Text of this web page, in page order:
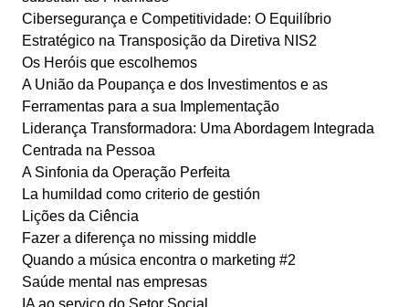
Cibersegurança e Competitividade: O Equilíbrio
Estratégico na Transposição da Diretiva NIS2
Os Heróis que escolhemos
A União da Poupança e dos Investimentos e as
Ferramentas para a sua Implementação
Liderança Transformadora: Uma Abordagem Integrada
Centrada na Pessoa
A Sinfonia da Operação Perfeita
La humildad como criterio de gestión
Lições da Ciência
Fazer a diferença no missing middle
Quando a música encontra o marketing #2
Saúde mental nas empresas
IA ao serviço do Setor Social